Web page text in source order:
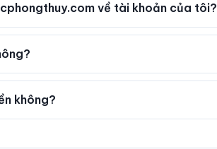
về tài khoản của tôi?
không?